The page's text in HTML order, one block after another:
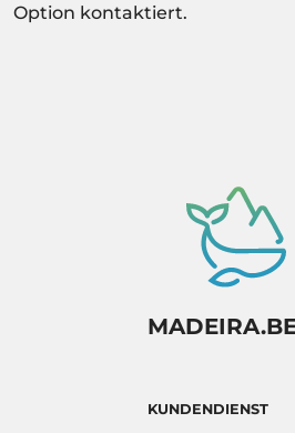
Option kontaktiert.
KUNDENDIENST